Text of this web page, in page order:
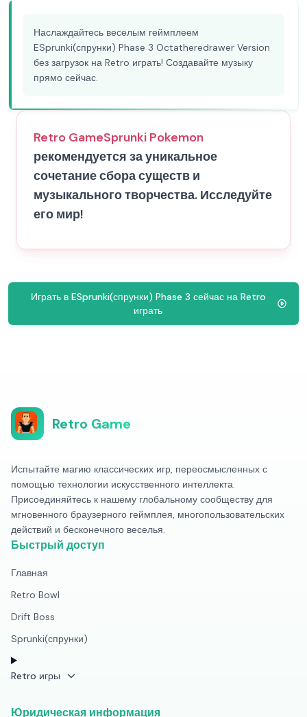
Наслаждайтесь веселым геймплеем
ESprunki(спрунки) Phase 3 Octatheredrawer Version
без загрузок на Retro играть! Создавайте музыку
прямо сейчас.
Retro GameSprunki Pokemon
рекомендуется за уникальное
сочетание сбора существ и
музыкального творчества. Исследуйте
его мир!
Играть в ESprunki(спрунки) Phase 3 сейчас на Retro
играть
Retro Game
Испытайте магию классических игр, переосмысленных с
помощью технологии искусственного интеллекта.
Присоединяйтесь к нашему глобальному сообществу для
мгновенного браузерного геймплея, многопользовательских
действий и бесконечного веселья.
Быстрый доступ
Главная
Retro Bowl
Drift Boss
Sprunki(спрунки)
Retro игры
Юридическая информация